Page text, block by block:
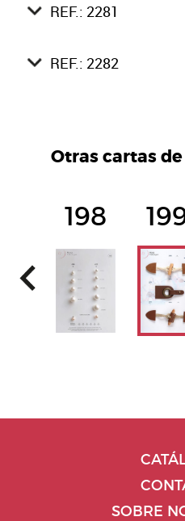
REF.: 2281
REF.: 2282
Otras cartas
198
SOBRE